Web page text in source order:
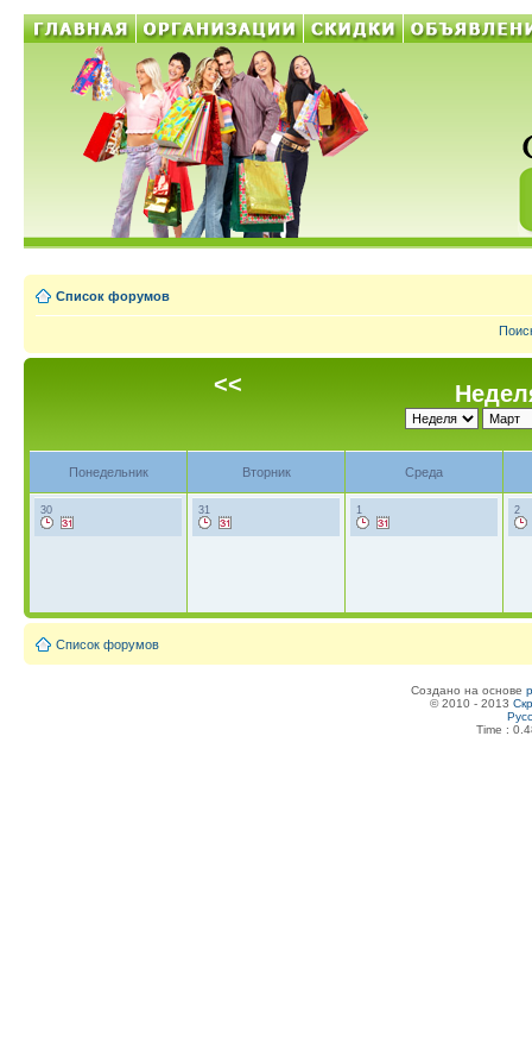
Список форумов
<<
Понедельник Вторник Среда
30 31 1 2
Список форумов
Создано на основе
© 2010 - 2013
Time :